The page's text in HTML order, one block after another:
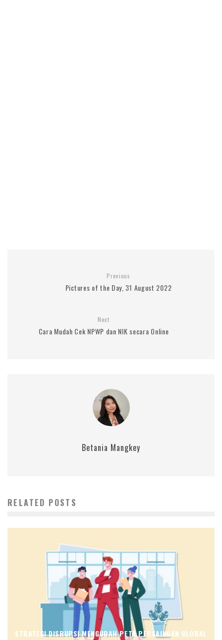
Previous
Pictures of the Day, 31 August 2022
Next
Cara Mudah Cek NPWP dan NIK secara Online
Betania Mangkey
RELATED POSTS
STRATEGI DISRUPSI MENGUBAH PETA PERSAINGAN GLOBAL